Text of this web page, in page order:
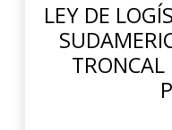
LEY DE
TRONCAL